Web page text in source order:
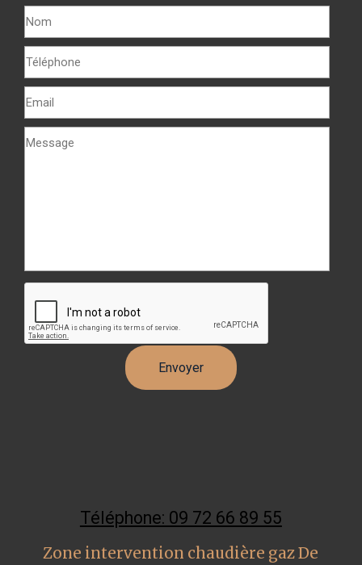
Téléphone: 09 72 66 89 55
Zone intervention chaudière gaz De